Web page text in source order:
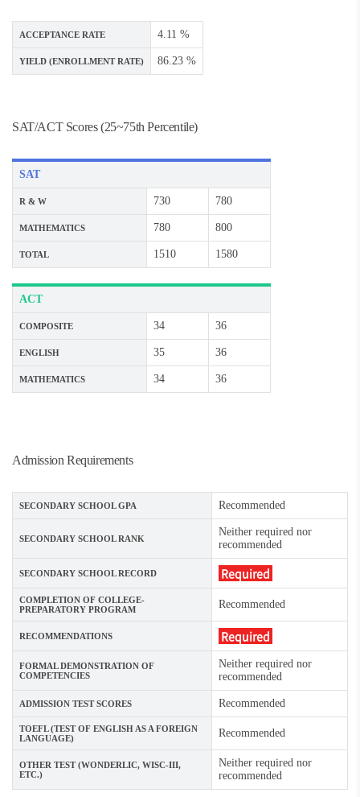
ACCEPTANCE RATE 4.11 %
YIELD (ENROLLMENT RATE) 86.23 %
SAT/ACT Scores (25~75th Percentile)
SAT
R & W 730 780
MATHEMATICS 780 800
TOTAL 1510 1580
ACT
COMPOSITE 34 36
ENGLISH 35 36
MATHEMATICS 34 36
Admission Requirements
SECONDARY SCHOOL GPA Recommended
SECONDARY SCHOOL RANK
Neither required nor
recommended
SECONDARY SCHOOL RECORD Required
COMPLETION OF COLLEGE-
PREPARATORY PROGRAM
Recommended
RECOMMENDATIONS Required
FORMAL DEMONSTRATION OF
COMPETENCIES
Neither required nor
recommended
ADMISSION TEST SCORES Recommended
TOEFL (TEST OF ENGLISH AS A FOREIGN
LANGUAGE)
Recommended
OTHER TEST (WONDERLIC, WISC-III,
ETC.)
Neither required nor
recommended